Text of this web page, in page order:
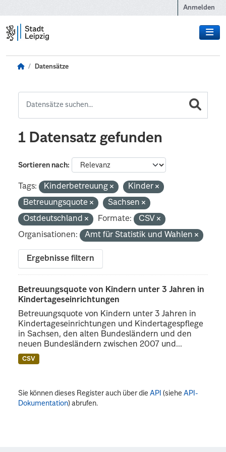
Anmelden
Datensätze
1 Datensatz gefunden
Sortieren nach
Tags: Kinderbetreuung
Kinder
Betreuungsquote
Sachsen
Ostdeutschland
Formate:
CSV
Organisationen:
Amt für Statistik und Wahlen
Ergebnisse filtern
Betreuungsquote von Kindern unter 3 Jahren in
Kindertageseinrichtungen
Betreuungsquote von Kindern unter 3 Jahren in
Kindertageseinrichtungen und Kindertagespflege
in Sachsen, den alten Bundesländern und den
neuen Bundesländern zwischen 2007 und...
CSV
Sie können dieses Register auch über dieAPI (sieheAPI-
Dokumentation) abrufen.